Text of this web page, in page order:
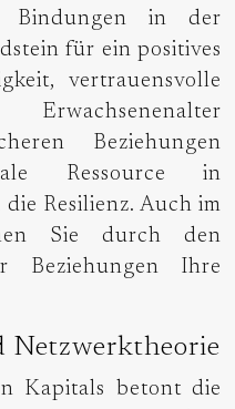
Bindungen in der
für ein positives
vertrauensvolle
Beziehungen
Ressource in
Resilienz. Auch im
Sie durch den
Beziehungen Ihre
Netzwerktheorie
Kapitals betont die